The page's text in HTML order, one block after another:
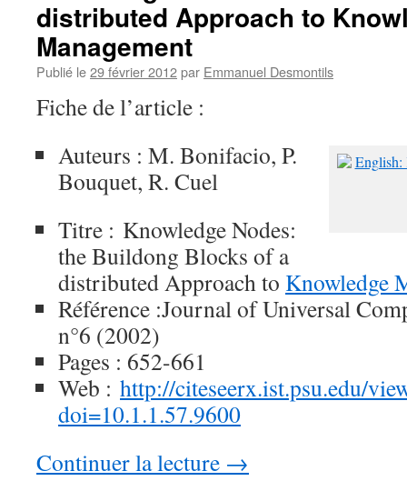
distributed Approach to
Management
Publié le29 février 2012par Emmanuel Desmontils
Fiche de l’article :
Auteurs : M. Bonifacio, P.
Bouquet, R. Cuel
Titre : Knowledge Nodes:
the Buildong Blocks of a
distributed Approach to Knowledge
Référence :Journal of Universal
n°6 (2002)
Pages : 652-661
Web : http://citeseerx.ist.psu.edu/
doi=10.1.1.57.9600
Continuer la lecture →